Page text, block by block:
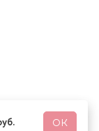
ОК